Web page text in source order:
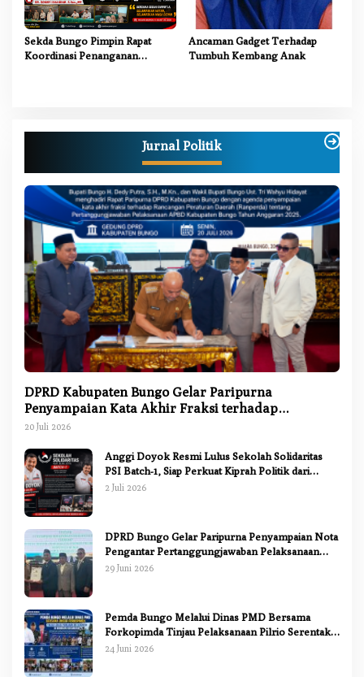
Sekda Bungo Pimpin Rapat
Koordinasi Penanganan
Ancaman Gadget Terhadap
Tumbuh Kembang Anak
Jurnal Politik
DPRD Kabupaten Bungo Gelar Paripurna
Penyampaian Kata Akhir Fraksi terhadap
Ranperda Pertanggungjawaban APBD 2025
20 Juli 2026
Anggi Doyok Resmi Lulus Sekolah Solidaritas
PSI Batch-1, Siap Perkuat Kiprah Politik dari
Daerah
2 Juli 2026
DPRD Bungo Gelar Paripurna Penyampaian Nota
Pengantar Pertanggungjawaban Pelaksanaan
APBD 2025
29 Juni 2026
Pemda Bungo Melalui Dinas PMD Bersama
Forkopimda Tinjau Pelaksanaan Pilrio Serentak
2026
24 Juni 2026